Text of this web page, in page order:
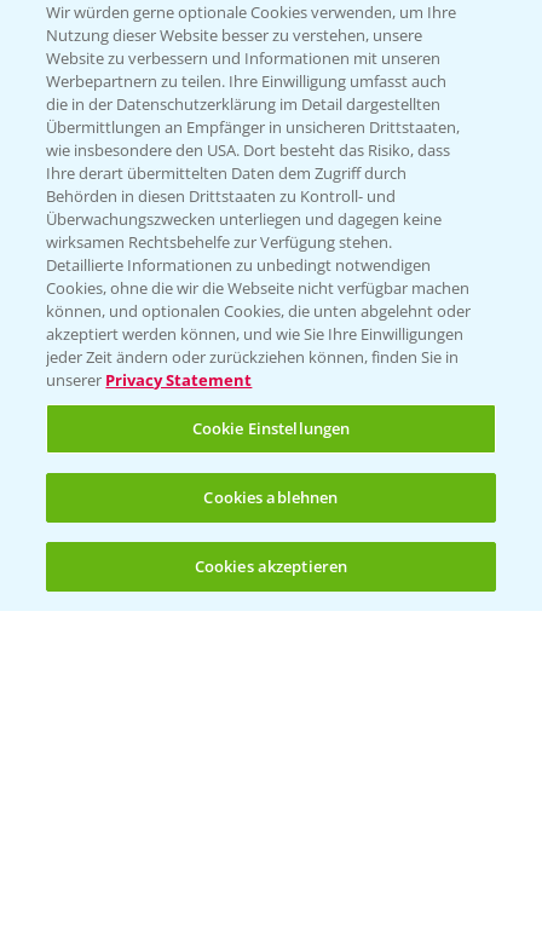
NEU: Herbizidmaßnahme im Mais mit
MaisTer Power Flexx
06.05.2025
1:45
Herbizidstrategie Einmalbehandlung im
Mais
(noch 4)
Wir würden gerne optionale Cookies verwenden, um Ihre
Nutzung dieser Website besser zu verstehen, unsere
Website zu verbessern und Informationen mit unseren
Werbepartnern zu teilen. Ihre Einwilligung umfasst auch
die in der Datenschutzerklärung im Detail dargestellten
Übermittlungen an Empfänger in unsicheren Drittstaaten,
wie insbesondere den USA. Dort besteht das Risiko, dass
Ihre derart übermittelten Daten dem Zugriff durch
Behörden in diesen Drittstaaten zu Kontroll- und
Überwachungszwecken unterliegen und dagegen keine
wirksamen Rechtsbehelfe zur Verfügung stehen.
Detaillierte Informationen zu unbedingt notwendigen
Cookies, ohne die wir die Webseite nicht verfügbar machen
können, und optionalen Cookies, die unten abgelehnt oder
akzeptiert werden können, und wie Sie Ihre Einwilligungen
jeder Zeit ändern oder zurückziehen können, finden Sie in
unserer Privacy Statement
Cookie Einstellungen
Cookies ablehnen
Cookies akzeptieren